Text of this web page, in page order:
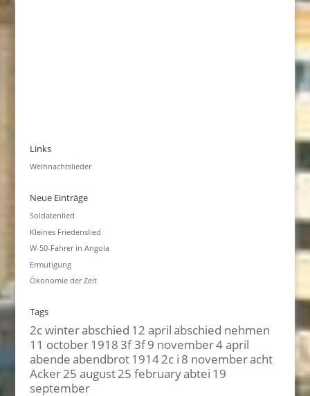
Links
Weihnachtslieder
Neue Einträge
Soldatenlied
Kleines Friedenslied
W-50-Fahrer in Angola
Ermutigung
Ökonomie der Zeit
Tags
2c winterabschied 12 aprilabschied nehmen
11 october19183f 3f9 november4 april
abendeabendbrot19142c i 8 novemberacht
Acker25 august25 februaryabtei 19
september